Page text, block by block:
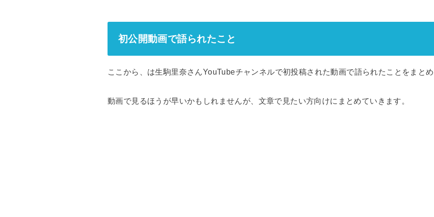
初公開動画で語られたこと
ここから、は生駒里奈さんYouTubeチャンネルで初投稿された動画で語られたことをまとめ
動画で見るほうが早いかもしれませんが、文章で見たい方向けにまとめていきます。